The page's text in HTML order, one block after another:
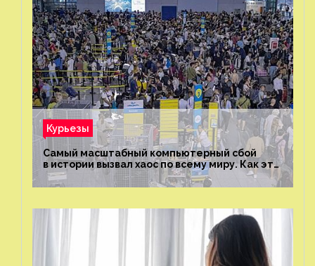
Курьезы
Самый масштабный компьютерный сбой
в истории вызвал хаос по всему миру. Как это
было?